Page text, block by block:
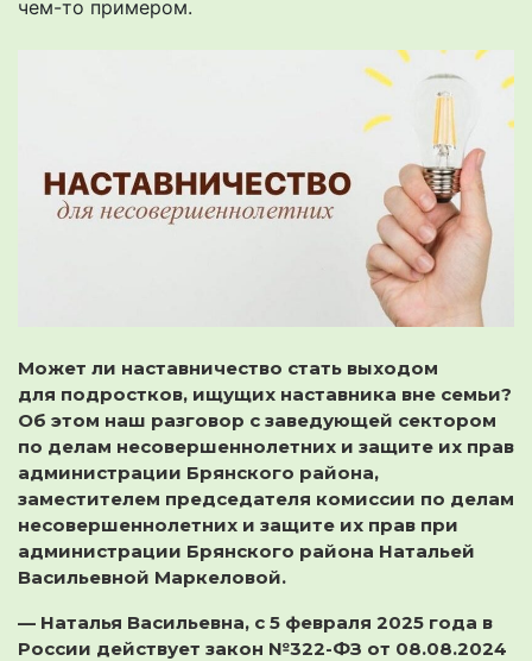
чем-то примером.
Может ли наставничество стать выходом
для подростков, ищущих наставника вне семьи?
Об этом наш разговор с заведующей сектором
по делам несовершеннолетних и защите их прав
администрации Брянского района,
заместителем председателя комиссии по делам
несовершеннолетних и защите их прав при
администрации Брянского района Натальей
Васильевной Маркеловой.
— Наталья Васильевна, с 5 февраля 2025 года в
России действует закон №322-ФЗ от 08.08.2024